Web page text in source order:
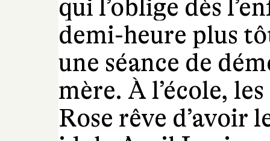
qui l’oblige dès
demi-heure plus
une séance de
mère. À l’école,
Rose rêve d’avoir